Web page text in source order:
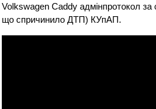
Volkswagen Caddy адмінпротокол
що спричинило ДТП) КУпАП.